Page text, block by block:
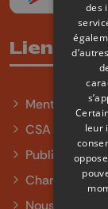
Liens
Mentions
CSA
Publicité
Charte sur
Nous contacter
des
leur